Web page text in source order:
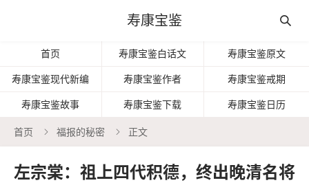
寿康宝鉴 
首页 寿康宝鉴白话文 寿康宝鉴原文
寿康宝鉴现代新编 寿康宝鉴作者 寿康宝鉴戒期
寿康宝鉴故事 寿康宝鉴下载 寿康宝鉴日历
首页  福报的秘密  正文
左宗棠：祖上四代积德，终出晚清名将